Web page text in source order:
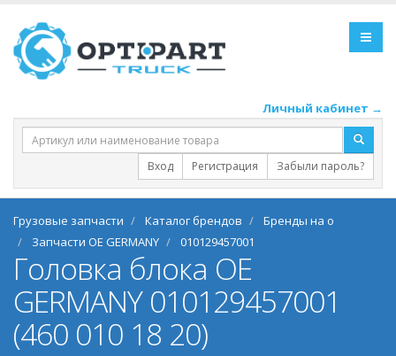
Личный кабинет →
Вход Регистрация Забыли пароль?
Грузовые запчасти Каталог брендов
Бренды на o
Запчасти OE GERMANY
010129457001
Головка блока OE
GERMANY 010129457001
(460 010 18 20)